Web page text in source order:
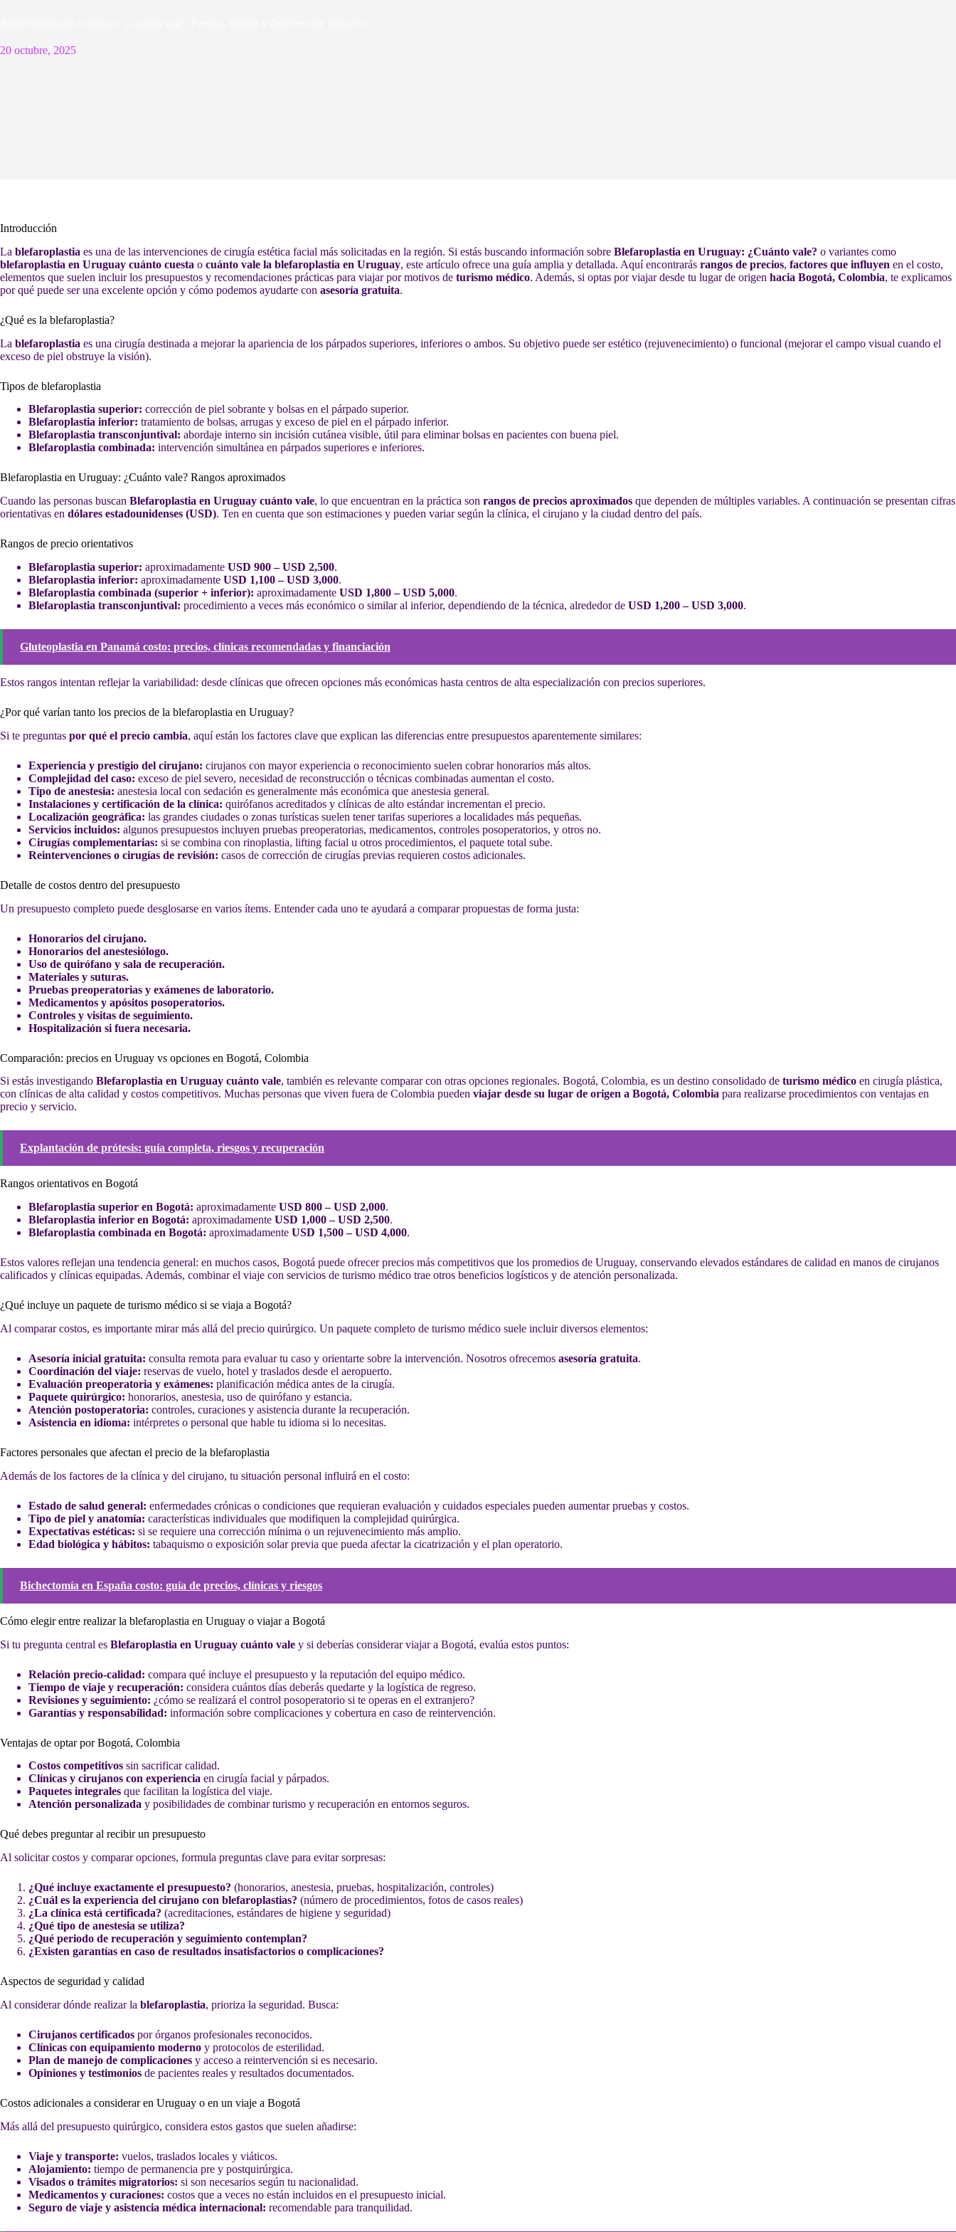
20 octubre, 2025
Introducción
La blefaroplastia es una de las intervenciones de cirugía estética facial más solicitadas en la región. Si estás buscando información sobre Blefaroplastia en Uruguay: ¿Cuánto vale? o variantes como
blefaroplastia en Uruguay cuánto cuesta o cuánto vale la blefaroplastia en Uruguay, este artículo ofrece una guía amplia y detallada. Aquí encontrarás rangos de precios, factores que influyen en el costo,
elementos que suelen incluir los presupuestos y recomendaciones prácticas para viajar por motivos de turismo médico. Además, si optas por viajar desde tu lugar de origen hacia Bogotá, Colombia, te explicamos
por qué puede ser una excelente opción y cómo podemos ayudarte con asesoría gratuita.
¿Qué es la blefaroplastia?
La blefaroplastia es una cirugía destinada a mejorar la apariencia de los párpados superiores, inferiores o ambos. Su objetivo puede ser estético (rejuvenecimiento) o funcional (mejorar el campo visual cuando el
exceso de piel obstruye la visión).
Tipos de blefaroplastia
Blefaroplastia superior: corrección de piel sobrante y bolsas en el párpado superior.
Blefaroplastia inferior: tratamiento de bolsas, arrugas y exceso de piel en el párpado inferior.
Blefaroplastia transconjuntival: abordaje interno sin incisión cutánea visible, útil para eliminar bolsas en pacientes con buena piel.
Blefaroplastia combinada: intervención simultánea en párpados superiores e inferiores.
Blefaroplastia en Uruguay: ¿Cuánto vale? Rangos aproximados
Cuando las personas buscan Blefaroplastia en Uruguay cuánto vale, lo que encuentran en la práctica son rangos de precios aproximados que dependen de múltiples variables. A continuación se presentan cifras
orientativas en dólares estadounidenses (USD). Ten en cuenta que son estimaciones y pueden variar según la clínica, el cirujano y la ciudad dentro del país.
Rangos de precio orientativos
Blefaroplastia superior: aproximadamente USD 900 – USD 2,500.
Blefaroplastia inferior: aproximadamente USD 1,100 – USD 3,000.
Blefaroplastia combinada (superior + inferior): aproximadamente USD 1,800 – USD 5,000.
Blefaroplastia transconjuntival: procedimiento a veces más económico o similar al inferior, dependiendo de la técnica, alrededor de USD 1,200 – USD 3,000.
Gluteoplastia en Panamá costo: precios, clínicas recomendadas y financiación
Estos rangos intentan reflejar la variabilidad: desde clínicas que ofrecen opciones más económicas hasta centros de alta especialización con precios superiores.
¿Por qué varían tanto los precios de la blefaroplastia en Uruguay?
Si te preguntas por qué el precio cambia, aquí están los factores clave que explican las diferencias entre presupuestos aparentemente similares:
Experiencia y prestigio del cirujano: cirujanos con mayor experiencia o reconocimiento suelen cobrar honorarios más altos.
Complejidad del caso: exceso de piel severo, necesidad de reconstrucción o técnicas combinadas aumentan el costo.
Tipo de anestesia: anestesia local con sedación es generalmente más económica que anestesia general.
Instalaciones y certificación de la clínica: quirófanos acreditados y clínicas de alto estándar incrementan el precio.
Localización geográfica: las grandes ciudades o zonas turísticas suelen tener tarifas superiores a localidades más pequeñas.
Servicios incluidos: algunos presupuestos incluyen pruebas preoperatorias, medicamentos, controles posoperatorios, y otros no.
Cirugías complementarias: si se combina con rinoplastia, lifting facial u otros procedimientos, el paquete total sube.
Reintervenciones o cirugías de revisión: casos de corrección de cirugías previas requieren costos adicionales.
Detalle de costos dentro del presupuesto
Un presupuesto completo puede desglosarse en varios ítems. Entender cada uno te ayudará a comparar propuestas de forma justa:
Honorarios del cirujano.
Honorarios del anestesiólogo.
Uso de quirófano y sala de recuperación.
Materiales y suturas.
Pruebas preoperatorias y exámenes de laboratorio.
Medicamentos y apósitos posoperatorios.
Controles y visitas de seguimiento.
Hospitalización si fuera necesaria.
Comparación: precios en Uruguay vs opciones en Bogotá, Colombia
Si estás investigando Blefaroplastia en Uruguay cuánto vale, también es relevante comparar con otras opciones regionales. Bogotá, Colombia, es un destino consolidado de turismo médico en cirugía plástica,
con clínicas de alta calidad y costos competitivos. Muchas personas que viven fuera de Colombia pueden viajar desde su lugar de origen a Bogotá, Colombia para realizarse procedimientos con ventajas en
precio y servicio.
Explantación de prótesis: guía completa, riesgos y recuperación
Rangos orientativos en Bogotá
Blefaroplastia superior en Bogotá: aproximadamente USD 800 – USD 2,000.
Blefaroplastia inferior en Bogotá: aproximadamente USD 1,000 – USD 2,500.
Blefaroplastia combinada en Bogotá: aproximadamente USD 1,500 – USD 4,000.
Estos valores reflejan una tendencia general: en muchos casos, Bogotá puede ofrecer precios más competitivos que los promedios de Uruguay, conservando elevados estándares de calidad en manos de cirujanos
calificados y clínicas equipadas. Además, combinar el viaje con servicios de turismo médico trae otros beneficios logísticos y de atención personalizada.
¿Qué incluye un paquete de turismo médico si se viaja a Bogotá?
Al comparar costos, es importante mirar más allá del precio quirúrgico. Un paquete completo de turismo médico suele incluir diversos elementos:
Asesoría inicial gratuita: consulta remota para evaluar tu caso y orientarte sobre la intervención. Nosotros ofrecemos asesoría gratuita.
Coordinación del viaje: reservas de vuelo, hotel y traslados desde el aeropuerto.
Evaluación preoperatoria y exámenes: planificación médica antes de la cirugía.
Paquete quirúrgico: honorarios, anestesia, uso de quirófano y estancia.
Atención postoperatoria: controles, curaciones y asistencia durante la recuperación.
Asistencia en idioma: intérpretes o personal que hable tu idioma si lo necesitas.
Factores personales que afectan el precio de la blefaroplastia
Además de los factores de la clínica y del cirujano, tu situación personal influirá en el costo:
Estado de salud general: enfermedades crónicas o condiciones que requieran evaluación y cuidados especiales pueden aumentar pruebas y costos.
Tipo de piel y anatomía: características individuales que modifiquen la complejidad quirúrgica.
Expectativas estéticas: si se requiere una corrección mínima o un rejuvenecimiento más amplio.
Edad biológica y hábitos: tabaquismo o exposición solar previa que pueda afectar la cicatrización y el plan operatorio.
Bichectomía en España costo: guía de precios, clínicas y riesgos
Cómo elegir entre realizar la blefaroplastia en Uruguay o viajar a Bogotá
Si tu pregunta central es Blefaroplastia en Uruguay cuánto vale y si deberías considerar viajar a Bogotá, evalúa estos puntos:
Relación precio-calidad: compara qué incluye el presupuesto y la reputación del equipo médico.
Tiempo de viaje y recuperación: considera cuántos días deberás quedarte y la logística de regreso.
Revisiones y seguimiento: ¿cómo se realizará el control posoperatorio si te operas en el extranjero?
Garantías y responsabilidad: información sobre complicaciones y cobertura en caso de reintervención.
Ventajas de optar por Bogotá, Colombia
Costos competitivos sin sacrificar calidad.
Clínicas y cirujanos con experiencia en cirugía facial y párpados.
Paquetes integrales que facilitan la logística del viaje.
Atención personalizada y posibilidades de combinar turismo y recuperación en entornos seguros.
Qué debes preguntar al recibir un presupuesto
Al solicitar costos y comparar opciones, formula preguntas clave para evitar sorpresas:
¿Qué incluye exactamente el presupuesto? (honorarios, anestesia, pruebas, hospitalización, controles)
¿Cuál es la experiencia del cirujano con blefaroplastias? (número de procedimientos, fotos de casos reales)
¿La clínica está certificada? (acreditaciones, estándares de higiene y seguridad)
¿Qué tipo de anestesia se utiliza?
¿Qué periodo de recuperación y seguimiento contemplan?
¿Existen garantías en caso de resultados insatisfactorios o complicaciones?
Aspectos de seguridad y calidad
Al considerar dónde realizar la blefaroplastia, prioriza la seguridad. Busca:
Cirujanos certificados por órganos profesionales reconocidos.
Clínicas con equipamiento moderno y protocolos de esterilidad.
Plan de manejo de complicaciones y acceso a reintervención si es necesario.
Opiniones y testimonios de pacientes reales y resultados documentados.
Costos adicionales a considerar en Uruguay o en un viaje a Bogotá
Más allá del presupuesto quirúrgico, considera estos gastos que suelen añadirse:
Viaje y transporte: vuelos, traslados locales y viáticos.
Alojamiento: tiempo de permanencia pre y postquirúrgica.
Visados o trámites migratorios: si son necesarios según tu nacionalidad.
Medicamentos y curaciones: costos que a veces no están incluidos en el presupuesto inicial.
Seguro de viaje y asistencia médica internacional: recomendable para tranquilidad.